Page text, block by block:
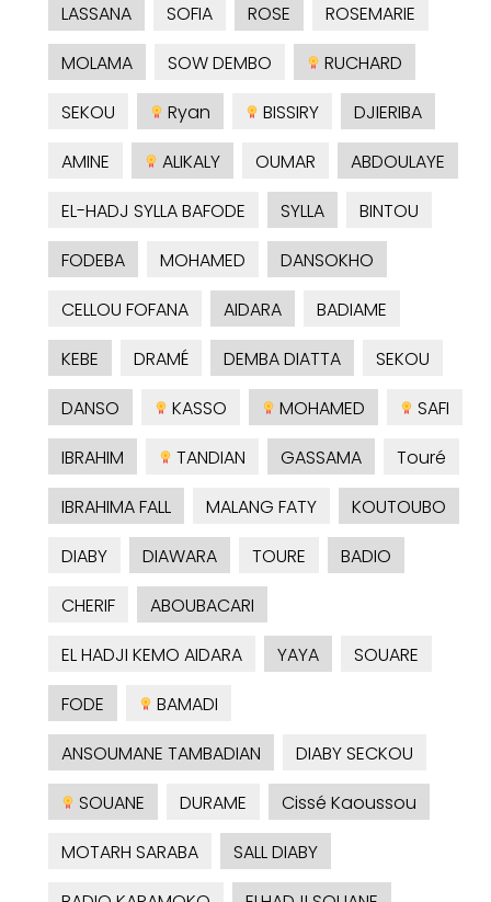
LASSANA
SOFIA ROSE
ROSEMARIE
MOLAMA
SOW DEMBO
RUCHARD
SEKOU
Ryan BISSIRY
DJIERIBA
AMINE
ALIKALY OUMAR
ABDOULAYE
EL-HADJ SYLLA BAFODE
SYLLA
BINTOU
FODEBA
MOHAMED
DANSOKHO
CELLOU FOFANA
AIDARA
BADIAME
KEBE
DRAMÉ DEMBA DIATTA
SEKOU
DANSO
KASSO MOHAMED
SAFI
IBRAHIM
TANDIAN GASSAMA
Touré
IBRAHIMA FALL
MALANG FATY
KOUTOUBO
DIABY
DIAWARA TOURE
BADIO
CHERIF
ABOUBACARI
EL HADJI KEMO AIDARA
YAYA
SOUARE
FODE
BAMADI
ANSOUMANE TAMBADIAN
DIABY SECKOU
SOUANE
DURAME
Cissé Kaoussou
MOTARH SARABA
SALL DIABY